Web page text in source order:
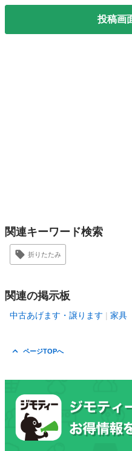
投稿画
関連キーワード検索
折りたたみ
関連の掲示板
中古あげます・譲ります 家具
ページTOPへ